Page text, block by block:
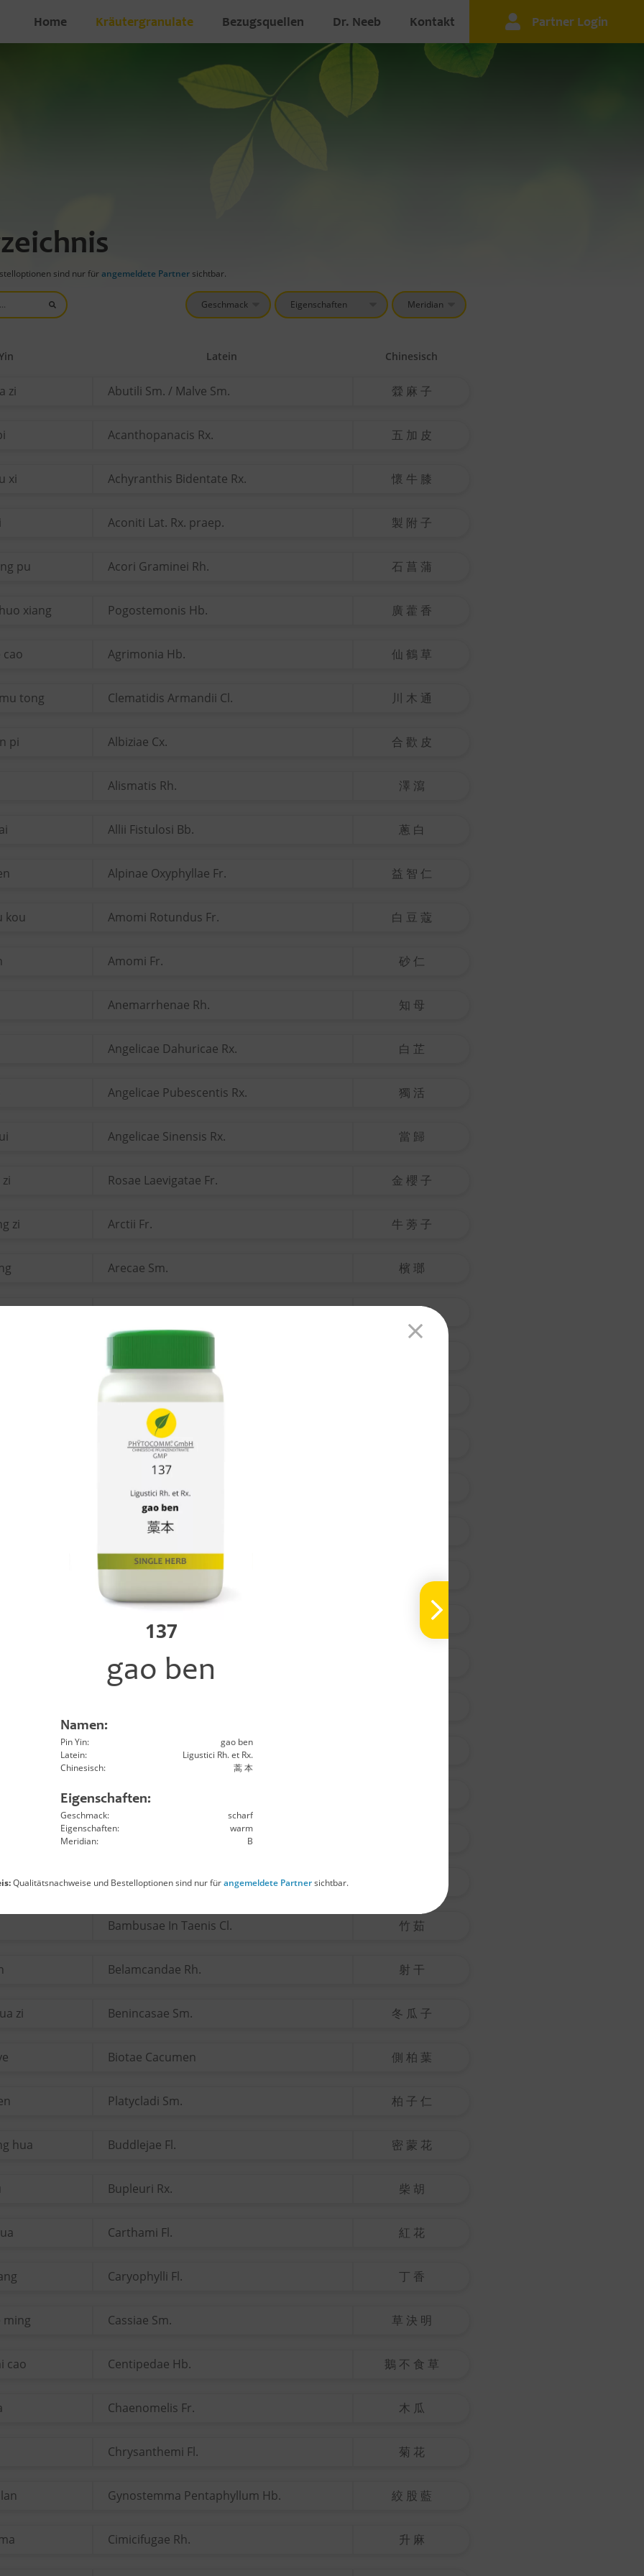
Home Kräutergranulate Bezugsquellen Dr. Neeb Kontakt Partner Login
137
gao ben
Namen:
Pin Yin:
gao ben
Latein:
Ligustici Rh. et Rx.
Chinesisch:
蒿 本
Eigenschaften:
Geschmack:
scharf
Eigenschaften:
warm
Meridian:
B
Qualitätsnachweise und Bestelloptionen sind nur fürangemeldete Partnersichtbar.
sind nur fürangemeldete Partner sichtbar.
Latein Chinesisch
zi Abutili Sm. / Malve Sm. 檾 麻 子
Acanthopanacis Rx. 五 加 皮
xi Achyranthis Bidentate Rx. 懷 牛 膝
Aconiti Lat. Rx. praep. 製 附 子
pu Acori Graminei Rh. 石 菖 蒲
xiang Pogostemonis Hb. 廣 藿 香
cao Agrimonia Hb. 仙 鶴 草
tong Clematidis Armandii Cl. 川 木 通
pi Albiziae Cx. 合 歡 皮
Alismatis Rh. 澤 瀉
Allii Fistulosi Bb. 蔥 白
Alpinae Oxyphyllae Fr. 益 智 仁
kou Amomi Rotundus Fr. 白 豆 蔻
Amomi Fr. 砂 仁
Anemarrhenae Rh. 知 母
Angelicae Dahuricae Rx. 白 芷
Angelicae Pubescentis Rx. 獨 活
Angelicae Sinensis Rx. 當 歸
Rosae Laevigatae Fr. 金 櫻 子
zi Arctii Fr. 牛 蒡 子
Arecae Sm. 檳 瑯
天 南 星
Armeniacae Amarum Sm.
Artemisae Annuae Hb.
Artemisae Argyi Fo.
Artemisiae Scopariae Hb.
Asparagi Rx.
Asteris Rx. et Rh.
沙 苑 子
Astragali Rx.
Atractylodis Rh.
Aurantii Fr.
ye Lophateri Hb.
Bambusae In Taenis Cl. 竹 茹
Belamcandae Rh. 射 干
zi Benincasae Sm. 冬 瓜 子
Biotae Cacumen 側 柏 葉
Platycladi Sm. 柏 子 仁
hua Buddlejae Fl. 密 蒙 花
Bupleuri Rx. 柴 胡
Carthami Fl. 紅 花
Caryophylli Fl. 丁 香
ming Cassiae Sm. 草 決 明
cao Centipedae Hb. 鵝 不 食 草
Chaenomelis Fr. 木 瓜
Chrysanthemi Fl. 菊 花
Gynostemma Pentaphyllum Hb. 絞 股 藍
Cimicifugae Rh. 升 麻